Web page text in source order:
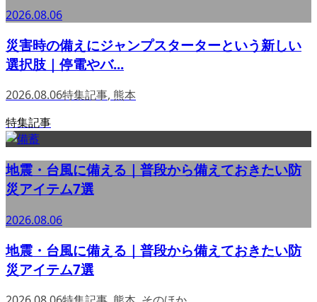
2026.08.06
災害時の備えにジャンプスターターという新しい
選択肢｜停電やバ...
2026.08.06特集記事, 熊本
特集記事
地震・台風に備える｜普段から備えておきたい防
災アイテム7選
2026.08.06
地震・台風に備える｜普段から備えておきたい防
災アイテム7選